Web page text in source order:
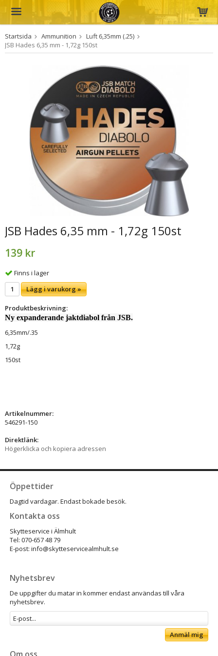
Produkten har blivit tillagd i varukorgen
Startsida Ammunition
Luft 6,35mm (.25)
JSB Hades 6,35 mm - 1,72g 150st
JSB Hades 6,35 mm - 1,72g 150st
139 kr
Finns i lager
Lägg i varukorg »
Produktbeskrivning:
Ny expanderande jaktdiabol från JSB.
6,35mm/.35
1,72g
150st
Artikelnummer:
546291-150
Direktlänk:
Högerklicka och kopiera adressen
Öppettider
Dagtid vardagar. Endast bokade besök.
Kontakta oss
Skytteservice i Älmhult
Tel: 070-657 48 79
E-post: info@skytteservicealmhult.se
Nyhetsbrev
De uppgifter du matar in kommer endast användas till våra
nyhetsbrev.
Anmäl mig